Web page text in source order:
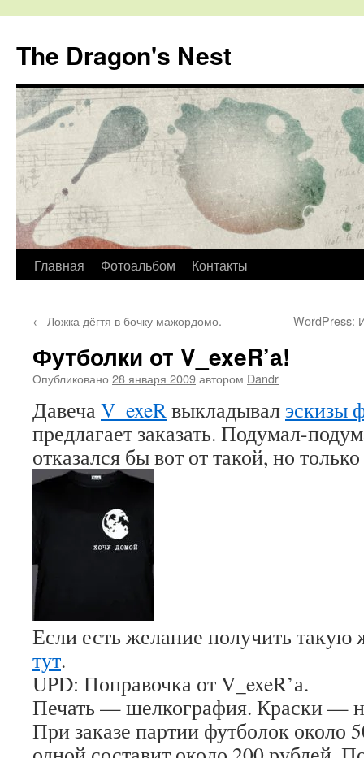
The Dragon's Nest
Перейти
содержимому
Главная Фотоальбом Контакты
← Ложка дёгтя в бочку мажордомо. WordPress:
Футболки от V_exeR’а!
Опубликовано 28 января 2009автором Dandr
Давеча V_exeRвыкладывал эскизы
предлагает заказать. Подумал-
отказался бы вот от такой, но
Если есть желание получить
тут.
UPD: Поправочка от V_exeR’а.
Печать — шелкография. Краски —
При заказе партии футболок около